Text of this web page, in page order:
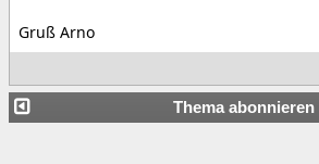
Gruß Arno
Thema abonnieren